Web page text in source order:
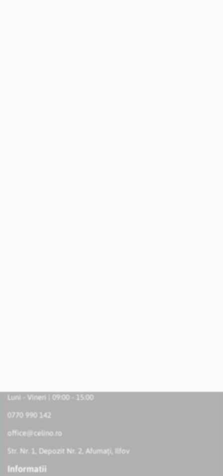
Luni - Vineri | 09:00 - 15:00
0770 990 142
office@celino.ro
Str. Nr. 1, Depozit Nr. 2, Afumați, Ilfov
Informatii